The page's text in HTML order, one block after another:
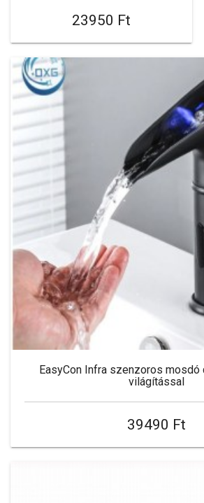
23950 Ft
EasyCon Infra szenzoros mosdó
világítással
39490 Ft